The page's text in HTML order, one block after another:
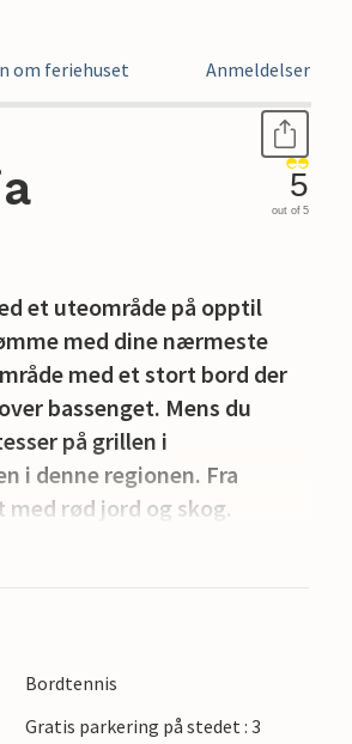
om feriehuset Anmeldelser
5
out of 5
et uteområde på opptil
med dine nærmeste
med et stort bord der
bassenget. Mens du
på grillen i
i denne regionen. Fra
rød jord og skog.
en lys stue, et fullt utstyrt
og avslappende
regionen, kan du
Bordtennis
Gratis parkering på stedet : 3